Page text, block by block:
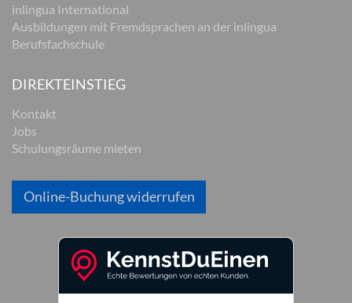
inlingua International
Ausbildungen mit Fremdsprachen an der inlingua
Berufsfachschule
DIREKTEINSTIEG
Kontakt
Jobs
Schulungsräume mieten
Online-Buchung widerrufen